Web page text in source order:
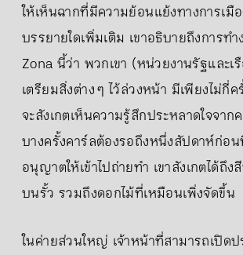
ให้เห็นฉากที่มีความย้อนแย้งทางการเมื
บรรยายใดเพิ่มเติม เขาอธิบายถึงการท
Zona นี้ว่า พวกเขา (หน่วยงานรัฐและเ
เตรียมสิ่งต่าง ๆ ไว้ล่วงหน้า มีเพียงไม่กี่ค
จะสังเกตเห็นความรู้สึกประหลาดใจจาก
บางครั้งคาร์ลต้องรอถึงหนึ่งสัปดาห์ก่อน
อนุญาตให้เข้าไปถ่ายทำ เขาสังเกตได้ถึ
บนรั้ว รวมถึงดอกไม้ที่เหมือนเพิ่งจัดขึ้น
ในค่ายส่วนใหญ่ เจ้าหน้าที่สามารถเปิด